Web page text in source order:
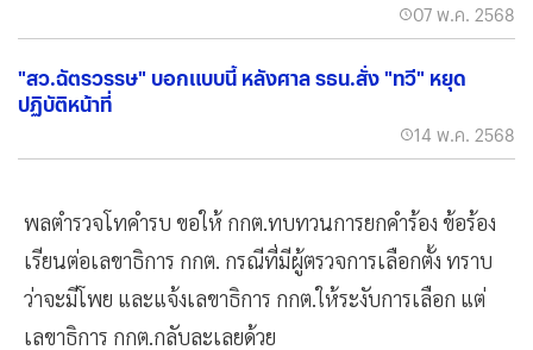
07 พ.ค. 2568
"สว.ฉัตรวรรษ" บอกแบบนี้ หลังศาล รธน.สั่ง "ทวี" หยุด
ปฏิบัติหน้าที่
14 พ.ค. 2568
พลตำรวจโทคำรบ ขอให้ กกต.ทบทวนการยกคำร้อง ข้อร้อง
เรียนต่อเลขาธิการ กกต. กรณีที่มีผู้ตรวจการเลือกตั้ง ทราบ
ว่าจะมีโพย และแจ้งเลขาธิการ กกต.ให้ระงับการเลือก แต่
เลขาธิการ กกต.กลับละเลยด้วย